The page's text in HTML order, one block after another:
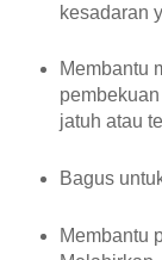
kesadaran
Membantu
jatuh atau
Bagus
Membantu